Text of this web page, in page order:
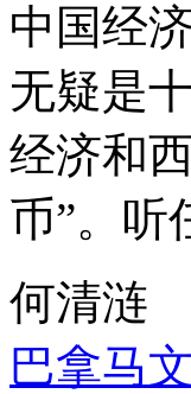
中国经
无疑是
经济和
币”。听
何清涟
巴拿马